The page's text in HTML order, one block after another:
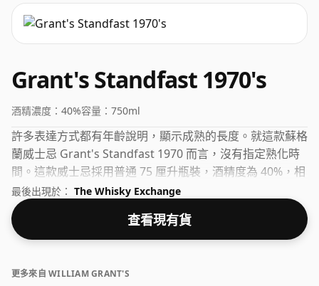
Grant's Standfast 1970's
酒精濃度： 40%容量： 750ml
許多表達方式都有年齡說明，顯示成熟的長度。就這款蘇格
蘭威士忌 Grant's Standfast 1970 而言，沒有指定熟化時
間。這款威士忌採用普通 75 厘升瓶裝，酒精度為 40%，相
當正常。
最後出現於： The Whisky Exchange
查看現有貨
更多來自 WILLIAM GRANT'S